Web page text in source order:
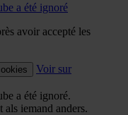
a été ignoré
avoir accepté les
Voir sur
a été ignoré.
iemand anders.